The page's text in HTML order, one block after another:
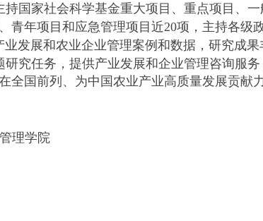
国家社会科学基金重大项目、重点项目、一
青年项目和应急管理项目近20项，主持各级
业发展和农业企业管理案例和数据，研究成果
究任务，提供产业发展和企业管理咨询服
国前列、为中国农业产业高质量发展贡献力
理学院